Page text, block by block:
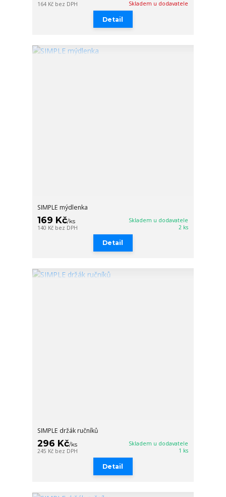
164 Kč bez DPH Skladem u dodavatele
Detail
SIMPLE mýdlenka
169 Kč/ks
140 Kč bez DPH
Skladem u dodavatele
2 ks
Detail
SIMPLE držák ručníků
296 Kč/ks
245 Kč bez DPH
Skladem u dodavatele
1 ks
Detail